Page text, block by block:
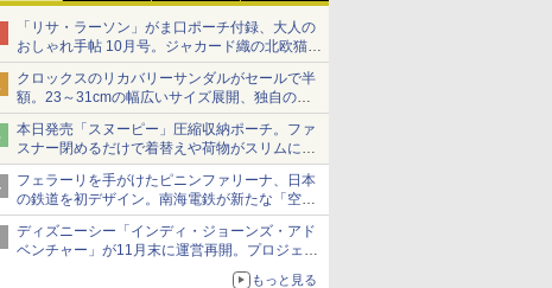
「リサ・ラーソン」がま口ポーチ付録、大人の
おしゃれ手帖 10月号。ジャカード織の北欧猫デ
ザイン
クロックスのリカバリーサンダルがセールで半
額。23～31cmの幅広いサイズ展開、独自のク
ッション素材を採用
本日発売「スヌーピー」圧縮収納ポーチ。ファ
スナー閉めるだけで着替えや荷物がスリムにま
とまる
フェラーリを手がけたピニンファリーナ、日本
の鉄道を初デザイン。南海電鉄が新たな「空港
特急」をなにわ筋線へ導入
ディズニーシー「インディ・ジョーンズ・アド
ベンチャー」が11月末に運営再開。プロジェク
ションマッピングを追加、DPAは1500円
もっと見る